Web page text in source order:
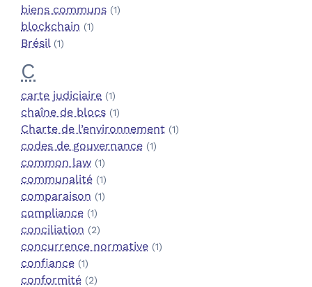
biens communs (1)
blockchain (1)
Brésil (1)
C
carte judiciaire (1)
chaîne de blocs (1)
Charte de l’environnement (1)
codes de gouvernance (1)
common law (1)
communalité (1)
comparaison (1)
compliance (1)
conciliation (2)
concurrence normative (1)
confiance (1)
conformité (2)